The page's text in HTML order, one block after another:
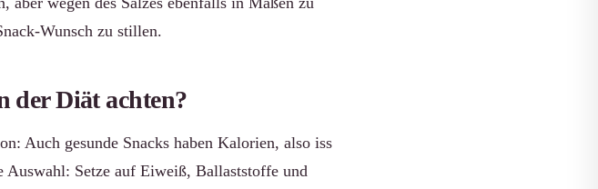
Wunsch zu stillen.
der Diät achten?
Auch gesunde Snacks haben Kalorien, also iss
Auswahl: Setze auf Eiweiß, Ballaststoffe und